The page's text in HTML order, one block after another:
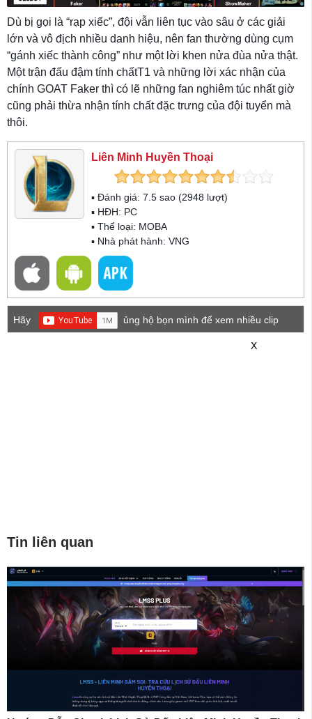
Dù bị gọi là “rạp xiếc”, đội vẫn liên tục vào sâu ở các giải
lớn và vô địch nhiều danh hiệu, nên fan thường dùng cụm
“gánh xiếc thành công” như một lời khen nửa đùa nửa thật.
Một trận đấu đậm tính chấtT1 và những lời xác nhận của
chính GOAT Faker thì có lẽ những fan nghiêm túc nhất giờ
cũng phải thừa nhận tính chất đặc trưng của đội tuyển mà
thôi.
Liên Minh Huyền Thoại
▪ Đánh giá: 7.5 sao (2948 lượt)
▪ HĐH: PC
▪ Thể loại: MOBA
▪ Nhà phát hành: VNG
Hãy
ủng hộ bọn mình để xem nhiều clip
X
Tin liên quan